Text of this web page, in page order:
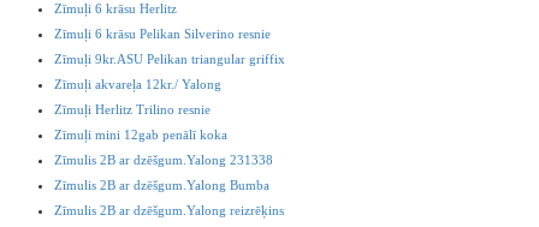
Zīmuļi 6 krāsu Herlitz
Zīmuļi 6 krāsu Pelikan Silverino resnie
Zīmuļi 9kr.ASU Pelikan triangular griffix
Zīmuļi akvareļa 12kr./ Yalong
Zīmuļi Herlitz Trilino resnie
Zīmuļi mini 12gab penālī koka
Zīmulis 2B ar dzēšgum.Yalong 231338
Zīmulis 2B ar dzēšgum.Yalong Bumba
Zīmulis 2B ar dzēšgum.Yalong reizrēķins